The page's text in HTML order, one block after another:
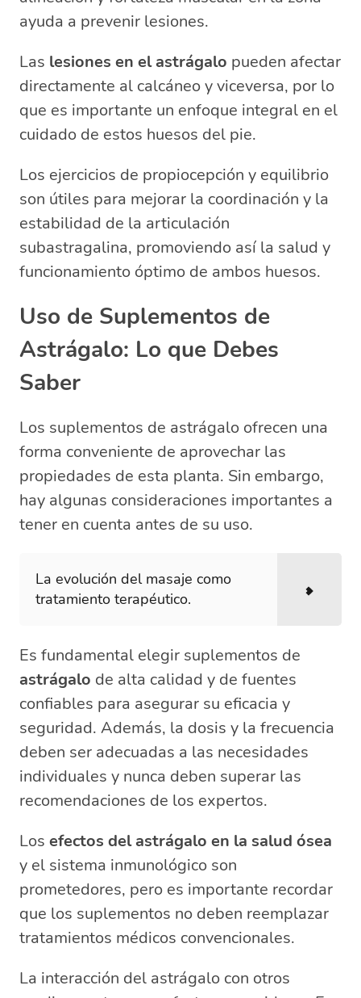
ayuda a prevenir lesiones.
Las lesiones en el astrágalo pueden afectar
directamente al calcáneo y viceversa, por lo
que es importante un enfoque integral en el
cuidado de estos huesos del pie.
Los ejercicios de propiocepción y equilibrio
son útiles para mejorar la coordinación y la
estabilidad de la articulación
subastragalina, promoviendo así la salud y
funcionamiento óptimo de ambos huesos.
Uso de Suplementos de
Astrágalo: Lo que Debes
Saber
Los suplementos de astrágalo ofrecen una
forma conveniente de aprovechar las
propiedades de esta planta. Sin embargo,
hay algunas consideraciones importantes a
tener en cuenta antes de su uso.
La evolución del masaje como
tratamiento terapéutico.
Es fundamental elegir suplementos de
astrágalo de alta calidad y de fuentes
confiables para asegurar su eficacia y
seguridad. Además, la dosis y la frecuencia
deben ser adecuadas a las necesidades
individuales y nunca deben superar las
recomendaciones de los expertos.
Los efectos del astrágalo en la salud ósea
y el sistema inmunológico son
prometedores, pero es importante recordar
que los suplementos no deben reemplazar
tratamientos médicos convencionales.
La interacción del astrágalo con otros